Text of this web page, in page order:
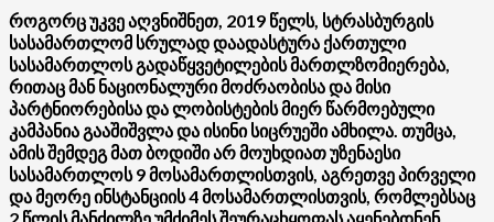
როგორც უკვე აღვნიშნეთ, 2019 წელს, სტრასბურგის
სასამართლომ სრულად დაადასტურა ქართული
სასამართლოს გადაწყვეტილების მართლზომიერება,
რითაც მან ნაციონალური მოძრაობისა და მისი
პარტნიორებისა და ლობისტების მიერ წარმოებული
კამპანია გააშიშვლა და ისინი სიცრუეში ამხილა. თუმცა,
ამის შემდეგ მათ ბოდიში არ მოუხდიათ უზენაესი
სასამართლოს 9 მოსამართლისთვის, აგრეთვე პირველი
და მეორე ინსტანციის 4 მოსამართლისთვის, რომლებსაც